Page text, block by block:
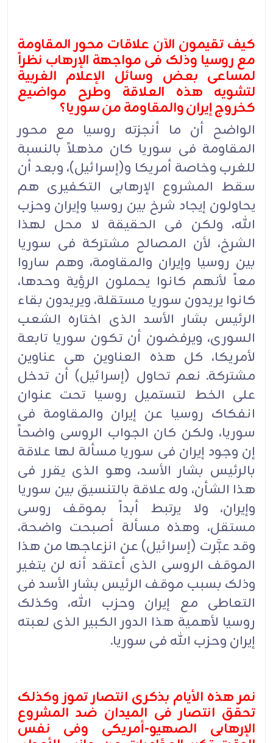
کیف تقیمون الآن علاقات محور المقاومة
مع روسیا وذلک فی مواجهة الإرهاب نظراً
لمساعی بعض وسائل الإعلام الغربیة
لتشویه هذه العلاقة وطرح مواضیع
کخروج إیران والمقاومة من سوریا؟
الواضح أن ما أنجزته روسیا مع محور
المقاومة فی سوریا کان مذهلاً بالنسبة
للغرب وخاصة أمریکا و(إسرائیل)، وبعد أن
سقط المشروع الإرهابی التکفیری هم
یحاولون إیجاد شرخ بین روسیا وإیران وحزب
الله، ولکن فی الحقیقة لا محل لهذا
الشرخ، لأن المصالح مشترکة فی سوریا
بین روسیا وإیران والمقاومة، وهم ساروا
معاً لأنهم کانوا یحملون الرؤیة وحدها،
کانوا یریدون سوریا مستقلة، ویریدون بقاء
الرئیس بشار الأسد الذی اختاره الشعب
السوری، ویرفضون أن تکون سوریا تابعة
لأمریکا، کل هذه العناوین هی عناوین
مشترکة. نعم تحاول (إسرائیل) أن تدخل
على الخط لتستمیل روسیا تحت عنوان
انفکاک روسیا عن إیران والمقاومة فی
سوریا، ولکن کان الجواب الروسی واضحاً
إن وجود إیران فی سوریا مسألة لها علاقة
بالرئیس بشار الأسد، وهو الذی یقرر فی
هذا الشأن، وله علاقة بالتنسیق بین سوریا
وإیران، ولا یرتبط أبداً بموقف روسی
مستقل، وهذه مسألة أصبحت واضحة،
وقد عبَّرت (إسرائیل) عن انزعاجها من هذا
الموقف الروسی الذی أعتقد أنه لن یتغیر
وذلک بسبب موقف الرئیس بشار الأسد فی
التعاطی مع إیران وحزب الله، وکذلک
روسیا لأهمیة هذا الدور الکبیر الذی لعبته
إیران وحزب الله فی سوریا.
نمر هذه الأیام بذکرى انتصار تموز وکذلک
تحقق انتصار فی المیدان ضد المشروع
الإرهابی الصهیو-أمریکی وفی نفس